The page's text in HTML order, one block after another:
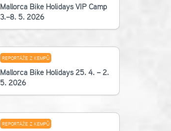
Mallorca Bike Holidays VIP Camp
3.–8. 5. 2026
REPORTÁŽE Z KEMPŮ
Mallorca Bike Holidays 25. 4. – 2.
5. 2026
REPORTÁŽE Z KEMPŮ